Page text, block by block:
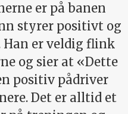
er på banen
styrer positivt og
er veldig flink
og sier at «Dette
positiv pådriver
Det er alltid et